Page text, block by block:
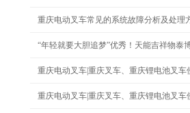
重庆电动叉车常见的系统故障分析及处理
“年轻就要大胆追梦”优秀！天能吉祥物泰
重庆电动叉车|重庆叉车、重庆锂电池叉车
重庆电动叉车|重庆叉车、重庆锂电池叉车